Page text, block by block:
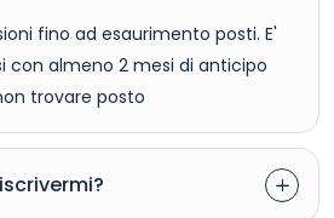
fino ad esaurimento posti. E'
con almeno 2 mesi di anticipo
trovare posto